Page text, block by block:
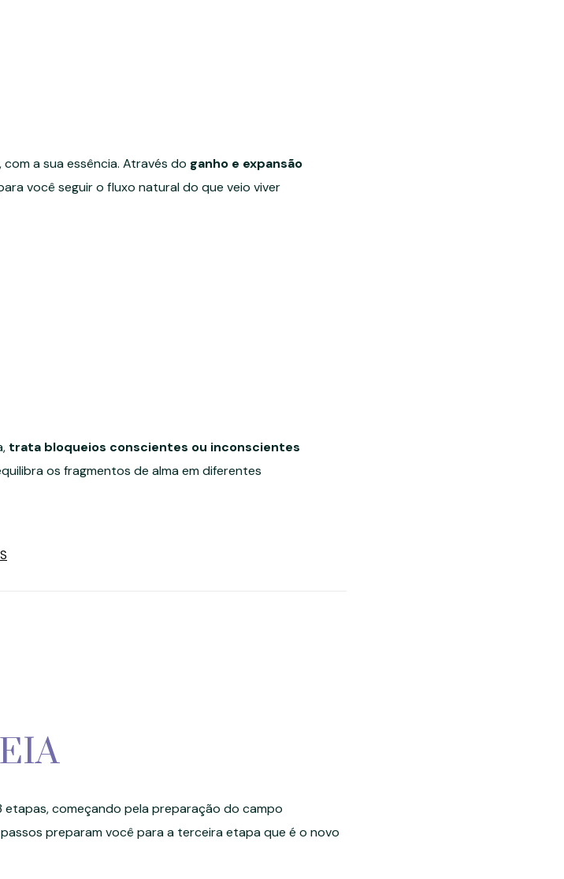
a sua essência. Através do ganho e expansão
você seguir o fluxo natural do que veio viver
trata bloqueios conscientes ou inconscientes
os fragmentos de alma em diferentes
começando pela preparação do campo
preparam você para a terceira etapa que é o novo